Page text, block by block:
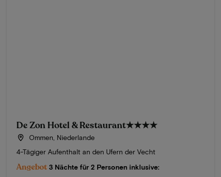
De Zon Hotel & Restaurant★★★★
Ommen, Niederlande
4-Tägiger Aufenthalt an den Ufern der Vecht
Angebot 3 Nächte für 2 Personen inklusive: